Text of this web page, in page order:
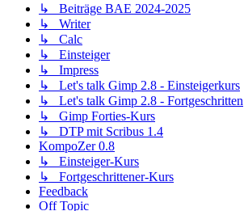
↳ Beiträge BAE 2024-2025
↳ Writer
↳ Calc
↳ Einsteiger
↳ Impress
↳ Let's talk Gimp 2.8 - Einsteigerkurs
↳ Let's talk Gimp 2.8 - Fortgeschritten
↳ Gimp Forties-Kurs
↳ DTP mit Scribus 1.4
KompoZer 0.8
↳ Einsteiger-Kurs
↳ Fortgeschrittener-Kurs
Feedback
Off Topic